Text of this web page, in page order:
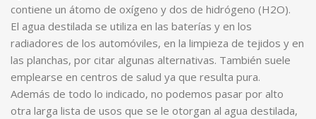
contiene un átomo de oxígeno y dos de hidrógeno (H2O).
El agua destilada se utiliza en las baterías y en los
radiadores de los automóviles, en la limpieza de tejidos y en
las planchas, por citar algunas alternativas. También suele
emplearse en centros de salud ya que resulta pura.
Además de todo lo indicado, no podemos pasar por alto
otra larga lista de usos que se le otorgan al agua destilada,